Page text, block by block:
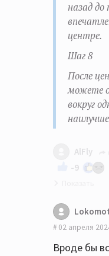
назад до
центре.
Шаг 8
После
можете
вокруг
AlFly
-9
Золотая
выводам
02 апреля
Вроде бы